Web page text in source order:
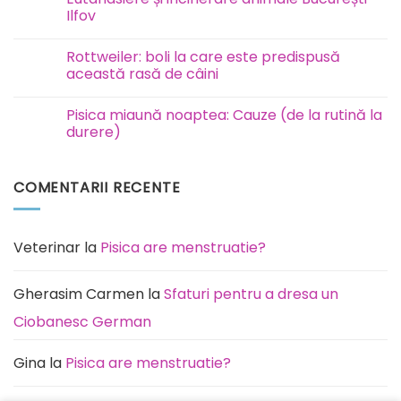
la
câini
Ilfov
la
Eutanasiere
și
București
Ilfov
Rottweiler: boli la care este predispusă
această rasă de câini
la
Rottweiler:
boli
predispusă
Pisica miaună noaptea: Cauze (de la rutină la
durere)
Pisica
la
rutină
COMENTARII RECENTE
Veterinar la Pisica are menstruatie?
Gherasim Carmen laSfaturi pentru a dresa un
Ciobanesc German
Gina la Pisica are menstruatie?